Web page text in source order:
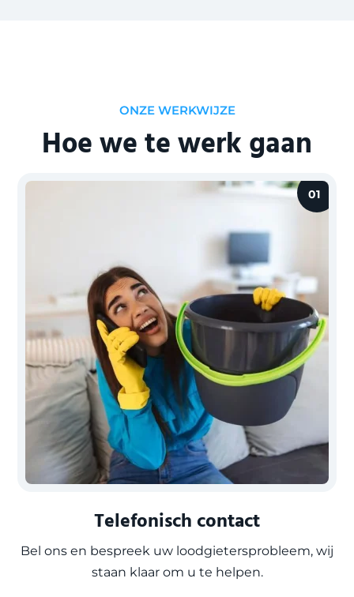
ONZE WERKWIJZE
Hoe we te werk gaan
01
Telefonisch contact
Bel ons en bespreek uw loodgietersprobleem, wij
staan klaar om u te helpen.